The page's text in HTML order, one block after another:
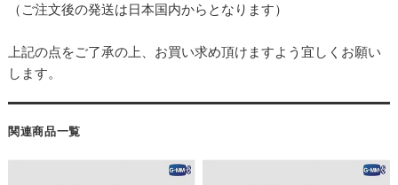
（ご注文後の発送は日本国内からとなります）
上記の点をご了承の上、お買い求め頂けますよう宜しくお願い
します。
関連商品一覧